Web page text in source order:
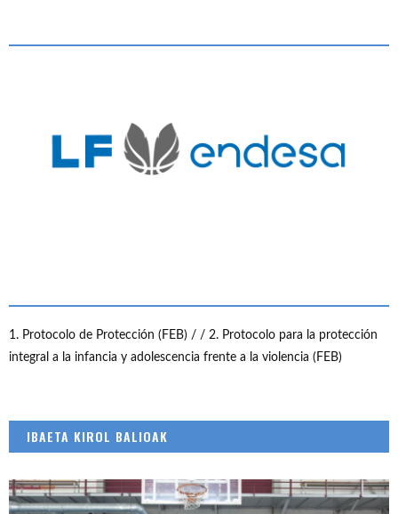
1. Protocolo de Protección (FEB) / / 2. Protocolo para la protección
integral a la infancia y adolescencia frente a la violencia (FEB)
IBAETA KIROL BALIOAK